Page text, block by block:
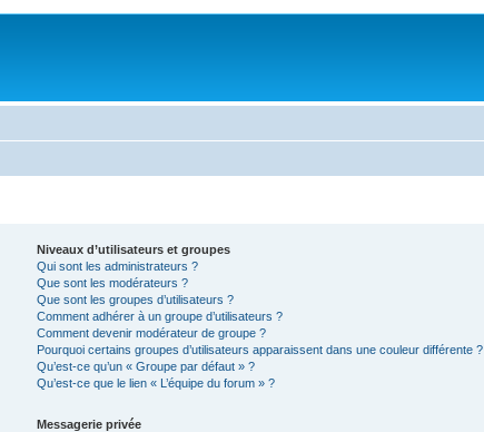
Niveaux d’utilisateurs et groupes
Qui sont les administrateurs ?
Que sont les modérateurs ?
Que sont les groupes d’utilisateurs ?
Comment adhérer à un groupe d’utilisateurs ?
Comment devenir modérateur de groupe ?
Pourquoi certains groupes d’utilisateurs apparaissent dans une couleur différente ?
Qu’est-ce qu’un « Groupe par défaut » ?
Qu’est-ce que le lien « L’équipe du forum » ?
Messagerie privée